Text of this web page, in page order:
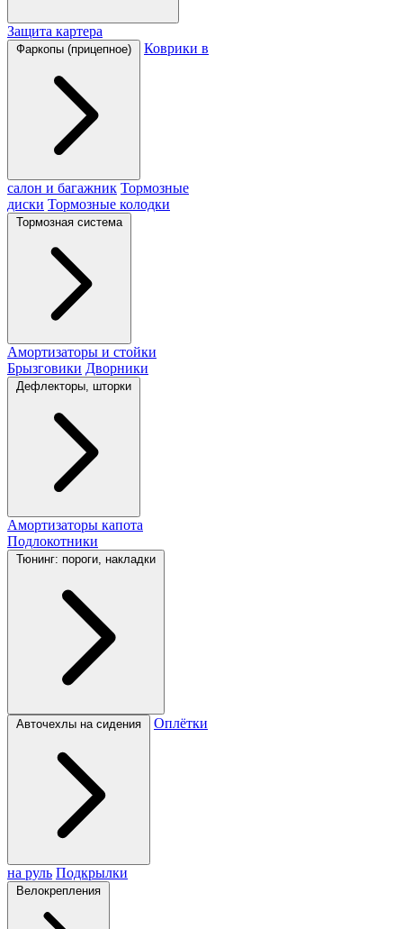
Защита картера
Фаркопы (прицепное) Коврики в
салон и багажник Тормозные
диски Тормозные колодки
Тормозная система
Амортизаторы и стойки
Брызговики Дворники
Дефлекторы, шторки
Амортизаторы капота
Подлокотники
Тюнинг: пороги, накладки
Авточехлы на сидения Оплётки
на руль Подкрылки
Велокрепления